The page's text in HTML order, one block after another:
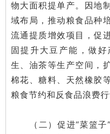
物大面积提单产。因地
域布局，推动粮食品种
流通提质增效项目，促
固提升大豆产能，做
生、油茶等生产空间，
棉花、糖料、天然橡胶
粮食节约和反食品浪费行
（二）促进“菜篮子”